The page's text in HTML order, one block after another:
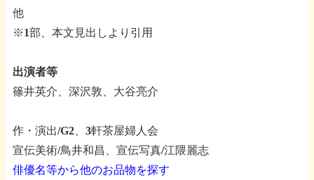
他
※1部、本文見出しより引用
出演者等
篠井英介、深沢敦、大谷亮介
作・演出/G2、3軒茶屋婦人会
宣伝美術/鳥井和昌、宣伝写真/江隈麗志
俳優名等から他のお品物を探す